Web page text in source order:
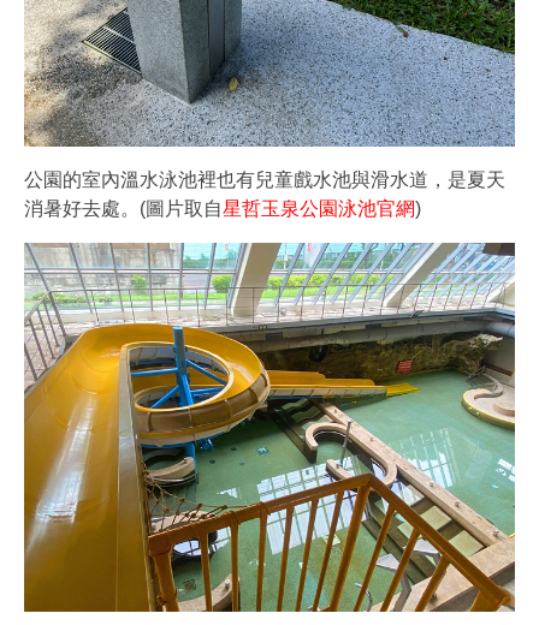
公園的室內溫水泳池裡也有兒童戲水池與滑水道，是夏天
消暑好去處。(圖片取自星哲玉泉公園泳池官網)